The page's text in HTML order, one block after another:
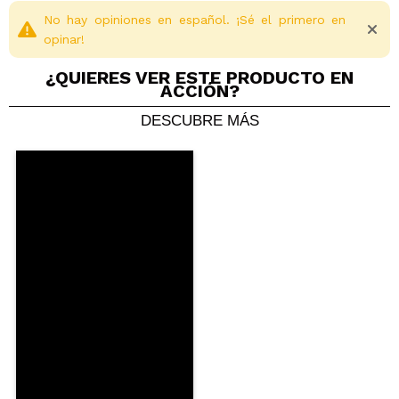
No hay opiniones en español. ¡Sé el primero en
opinar!
¿QUIERES VER ESTE PRODUCTO EN
ACCIÓN?
DESCUBRE MÁS